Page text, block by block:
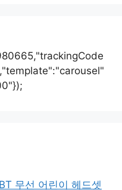
무선 어린이 헤드셋